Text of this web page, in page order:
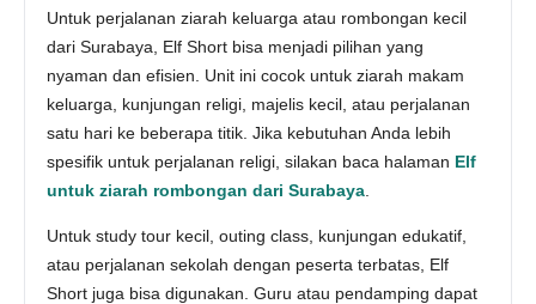
Untuk perjalanan ziarah keluarga atau rombongan kecil
dari Surabaya, Elf Short bisa menjadi pilihan yang
nyaman dan efisien. Unit ini cocok untuk ziarah makam
keluarga, kunjungan religi, majelis kecil, atau perjalanan
satu hari ke beberapa titik. Jika kebutuhan Anda lebih
spesifik untuk perjalanan religi, silakan baca halaman Elf
untuk ziarah rombongan dari Surabaya
Untuk study tour kecil, outing class, kunjungan edukatif,
atau perjalanan sekolah dengan peserta terbatas, Elf
Short juga bisa digunakan. Guru atau pendamping dapat